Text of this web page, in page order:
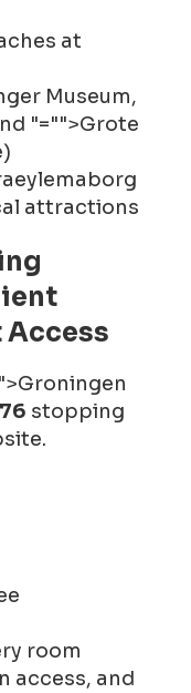
at
Museum,
"="">Grote
attractions
stopping
room
access, and